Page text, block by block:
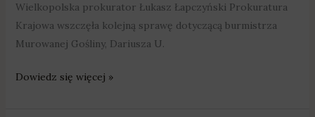
Wielkopolska prokurator Łukasz Łapczyński Prokuratura
Krajowa wszczęła kolejną sprawę dotyczącą burmistrza
Murowanej Gośliny, Dariusza U.
Dowiedz się więcej »